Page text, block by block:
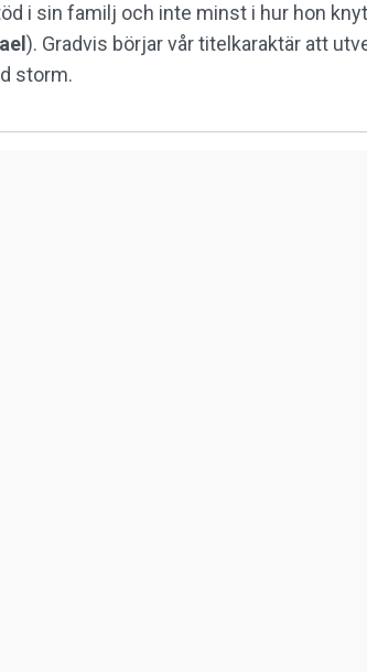
i sin familj och inte minst i hur hon
). Gradvis börjar vår titelkaraktär att
storm.